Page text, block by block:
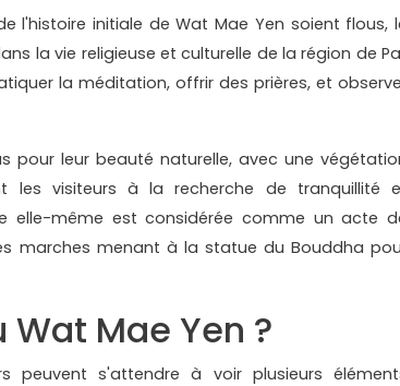
l'histoire initiale de Wat Mae Yen soient flous,
la vie religieuse et culturelle de la région de
la méditation, offrir des prières, et
pour leur beauté naturelle, avec une
les visiteurs à la recherche de tranquillité
elle-même est considérée comme un acte
marches menant à la statue du Bouddha
Wat Mae Yen ?
peuvent s'attendre à voir plusieurs